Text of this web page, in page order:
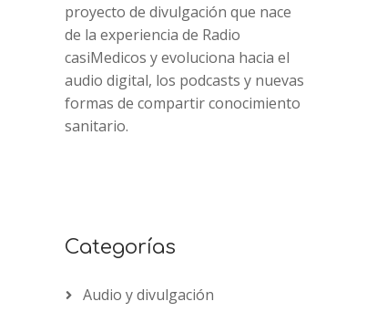
proyecto de divulgación que nace
de la experiencia de Radio
casiMedicos y evoluciona hacia el
audio digital, los podcasts y nuevas
formas de compartir conocimiento
sanitario.
Categorías
Audio y divulgación